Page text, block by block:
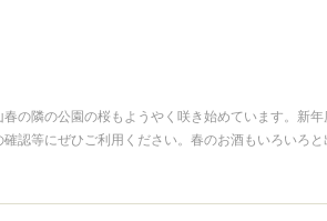
の隣の公園の桜もようやく咲き始めています。新
認等にぜひご利用ください。春のお酒もいろいろ